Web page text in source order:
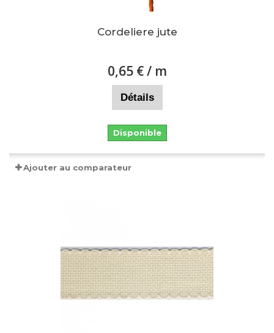
Cordeliere jute
0,65 €/ m
Détails
Disponible
Ajouter au comparateur